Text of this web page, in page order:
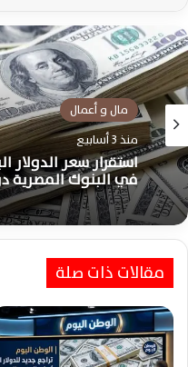
مال و أعمال
منذ 3 أسابيع
في البنوك المصرية
اقتصاد
منذ 3 أسابيع
سعر الذهب في مصر
مقالات ذات صلة